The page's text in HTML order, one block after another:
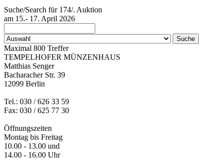
Suche/Search für 174/. Auktion
am 15.- 17. April 2026
Maximal 800 Treffer
TEMPELHOFER MÜNZENHAUS
Matthias Senger
Bacharacher Str. 39
12099 Berlin
Tel.: 030 / 626 33 59
Fax: 030 / 625 77 30
Öffnungszeiten
Montag bis Freitag
10.00 - 13.00 und
14.00 - 16.00 Uhr